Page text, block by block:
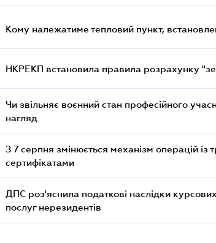
Кому належатиме тепловий пункт,
НКРЕКП встановила правила розрахунку
Чи звільняє воєнний стан професійного
нагляд
З 7 серпня змінюється механізм операцій
сертифікатами
ДПС роз'яснила податкові наслідки
послуг нерезидентів